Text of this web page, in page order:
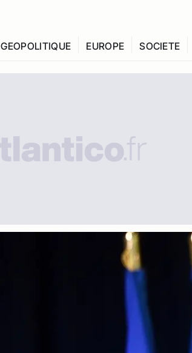
GEOPOLITIQUE EUROPE SOCIETE